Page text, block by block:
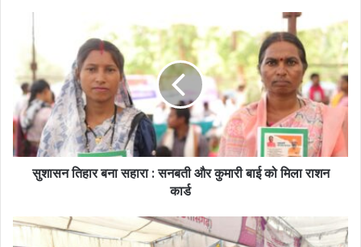
सुशासन तिहार बना सहारा : सनबती और कुमारी बाई को मिला राशन
कार्ड